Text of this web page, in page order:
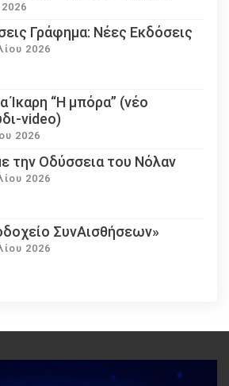
Γράφημα: Νέες Εκδόσεις
2026
Ίκαρη “Η μπόρα” (νέο
video)
2026
την Οδύσσεια του Νόλαν
2026
ΣυνΑισθήσεων»
2026